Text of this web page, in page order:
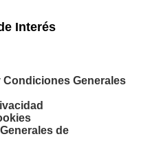
Interés
Condiciones Generales
de